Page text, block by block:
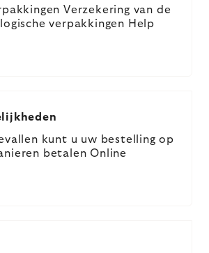
Verzekering van de
verpakkingen Help
kunt u uw bestelling op
betalen Online